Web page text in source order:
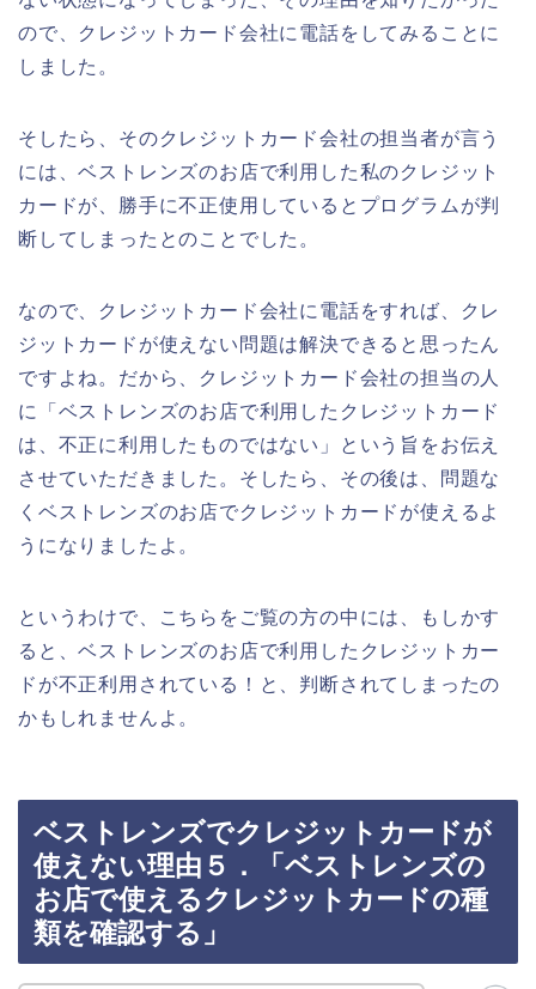
ので、クレジットカード会社に電話をしてみることに
しました。
そしたら、そのクレジットカード会社の担当者が言う
には、ベストレンズのお店で利用した私のクレジット
カードが、勝手に不正使用しているとプログラムが判
断してしまったとのことでした。
なので、クレジットカード会社に電話をすれば、クレ
ジットカードが使えない問題は解決できると思ったん
ですよね。だから、クレジットカード会社の担当の人
に「ベストレンズのお店で利用したクレジットカード
は、不正に利用したものではない」という旨をお伝え
させていただきました。そしたら、その後は、問題な
くベストレンズのお店でクレジットカードが使えるよ
うになりましたよ。
というわけで、こちらをご覧の方の中には、もしかす
ると、ベストレンズのお店で利用したクレジットカー
ドが不正利用されている！と、判断されてしまったの
かもしれませんよ。
ベストレンズでクレジットカードが
使えない理由５．「ベストレンズの
お店で使えるクレジットカードの種
類を確認する」